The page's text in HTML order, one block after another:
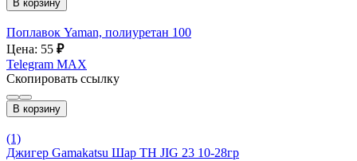
В корзину
Поплавок Yaman, полиуретан 100
Цена: 55 ₽
Telegram MAX
Скопировать ссылку
В корзину
(1)
Джигер Gamakatsu Шар ТН JIG 23 10-28гр